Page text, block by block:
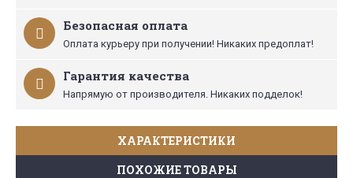
Безопасная оплата
Оплата курьеру при получении! Никаких предоплат!
Гарантия качества
Напрямую от производителя. Никаких подделок!
ХАРАКТЕРИСТИКИ
ПОХОЖИЕ ТОВАРЫ